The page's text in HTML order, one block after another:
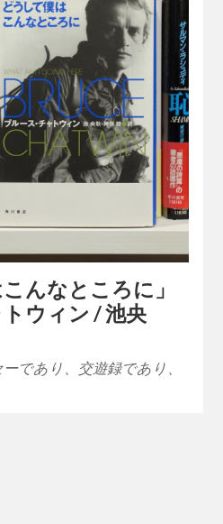
んなところに」
ウィン / 池央
であり、交遊録であり、